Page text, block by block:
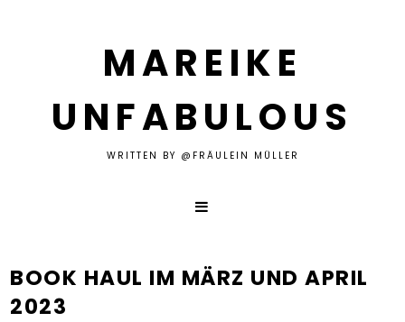
MAREIKE
UNFABULOUS
WRITTEN BY @FRÄULEIN MÜLLER
BOOK HAUL IM MÄRZ UND APRIL
2023